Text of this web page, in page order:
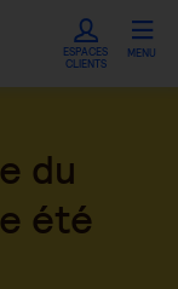
ESPACES
CLIENTS
MENU
du
été